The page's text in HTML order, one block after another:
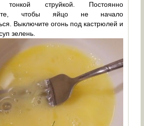
тонкой струйкой. Постоянно
чтобы яйцо не начало
Выключите огонь под кастрюлей и
зелень.